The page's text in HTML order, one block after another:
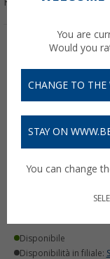
Sigillante per
(17)
Disponibile
Disponibilità in filiale:
You are
Would you
CHANGE TO THE
STAY ON
You can change